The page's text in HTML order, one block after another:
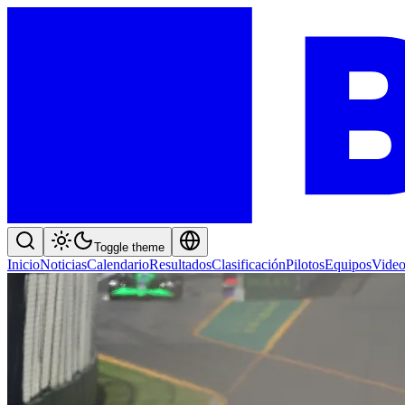
Toggle theme
InicioNoticiasCalendarioResultadosClasificaciónPilotosEquipos